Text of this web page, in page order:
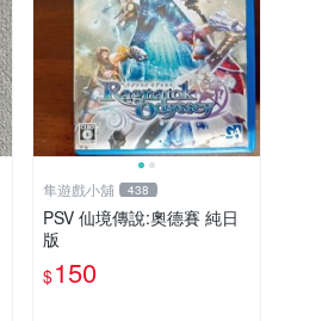
隼遊戲小舖 438
PSV 仙境傳說:奧德賽 純日
版
$150